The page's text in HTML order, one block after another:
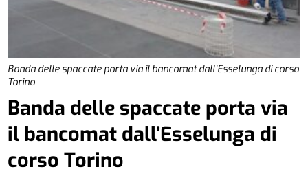
Banda delle spaccate porta via il bancomat dall’Esselunga di corso
Torino
Banda delle spaccate porta via
il bancomat dall’Esselunga di
corso Torino